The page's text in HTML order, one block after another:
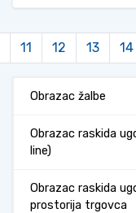
11 12 13 14
Obrazac žalbe
Obrazac raskida
line)
Obrazac raskida
prostorija trgovca